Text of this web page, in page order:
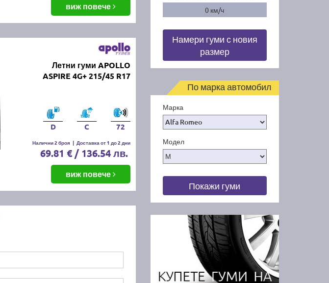
виж повече
Летни гуми APOLLO
ASPIRE 4G+ 215/45 R17
D C 72
Налични 2 броя | Доставка от 1 до 2 дни
69.81 € / 136.54 лв.
виж повече
0 км/ч
Намери гуми с новия
размер
По марка автомобил
Марка
Модел
Покажи гуми